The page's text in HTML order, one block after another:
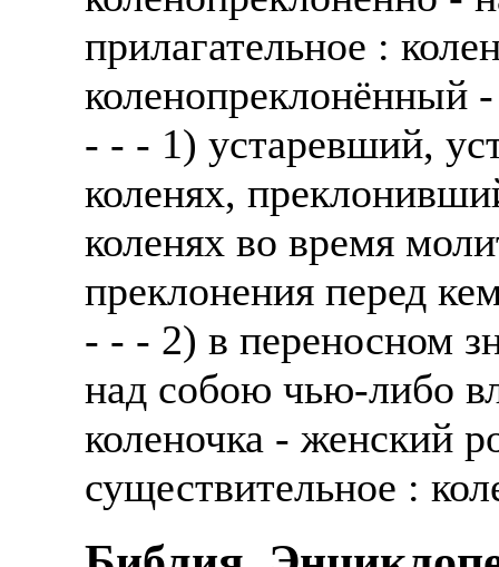
прилагательное :
коленопреклонённый
- - - 1) устаревший,
коленях,
коленях во время
преклонения перед
- - - 2) в переносном
над собою чью-либо
коленочка - женский
существительное :